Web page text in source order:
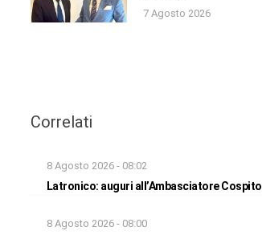
7 Agosto 2026
Correlati
8 Agosto 2026 - 08:02
Latronico: auguri all’Ambasciatore Cospito
8 Agosto 2026 - 08:00